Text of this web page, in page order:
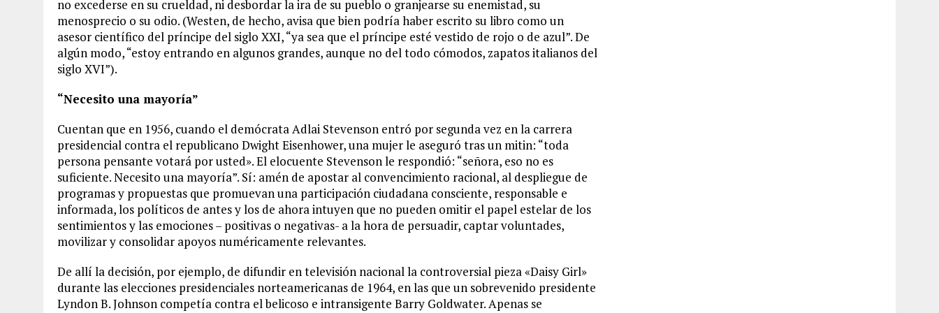
no excederse en su crueldad, ni desbordar la ira de su pueblo o granjearse su enemistad, su
menosprecio o su odio. (Westen, de hecho, avisa que bien podría haber escrito su libro como un
asesor científico del príncipe del siglo XXI, “ya sea que el príncipe esté vestido de rojo o de azul”. De
algún modo, “estoy entrando en algunos grandes, aunque no del todo cómodos, zapatos italianos del
siglo XVI”).
“Necesito una mayoría”
Cuentan que en 1956, cuando el demócrata Adlai Stevenson entró por segunda vez en la carrera
presidencial contra el republicano Dwight Eisenhower, una mujer le aseguró tras un mitin: “toda
persona pensante votará por usted». El elocuente Stevenson le respondió: “señora, eso no es
suficiente. Necesito una mayoría”. Sí: amén de apostar al convencimiento racional, al despliegue de
programas y propuestas que promuevan una participación ciudadana consciente, responsable e
informada, los políticos de antes y los de ahora intuyen que no pueden omitir el papel estelar de los
sentimientos y las emociones – positivas o negativas- a la hora de persuadir, captar voluntades,
movilizar y consolidar apoyos numéricamente relevantes.
De allí la decisión, por ejemplo, de difundir en televisión nacional la controversial pieza «Daisy Girl»
durante las elecciones presidenciales norteamericanas de 1964, en las que un sobrevenido presidente
Lyndon B. Johnson competía contra el belicoso e intransigente Barry Goldwater. Apenas se